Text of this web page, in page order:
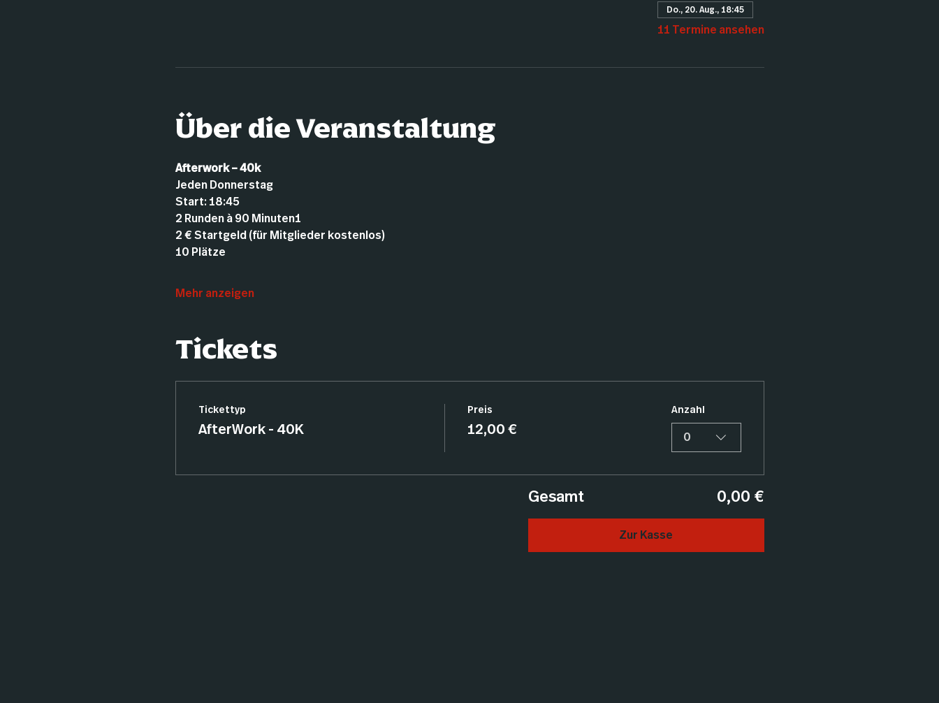
Do., 20. Aug., 18:45
11 Termine ansehen
Über die Veranstaltung
Afterwork – 40k
Jeden Donnerstag
Start: 18:45
2 Runden à 90 Minuten1
2 € Startgeld (für Mitglieder kostenlos)
10 Plätze
Mehr anzeigen
Tickets
Tickettyp
AfterWork - 40K
Preis
12,00 €
Anzahl
0
Gesamt 0,00 €
Zur Kasse